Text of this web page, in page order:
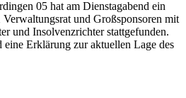
05 hat am Dienstagabend ein
und Großsponsoren mit
und Insolvenzrichter stattgefunden.
eine Erklärung zur aktuellen Lage des